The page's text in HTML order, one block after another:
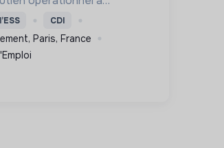
Chômeur de Longue
CDI
Paris, France